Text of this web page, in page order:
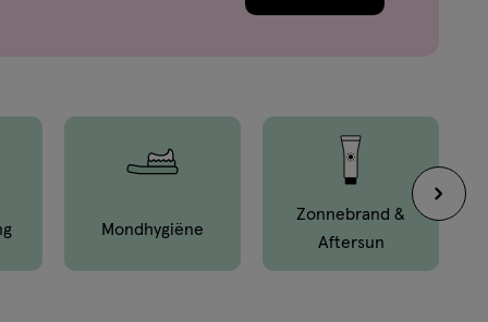
Mond­hygiëne
Zonnebrand &
Aftersun